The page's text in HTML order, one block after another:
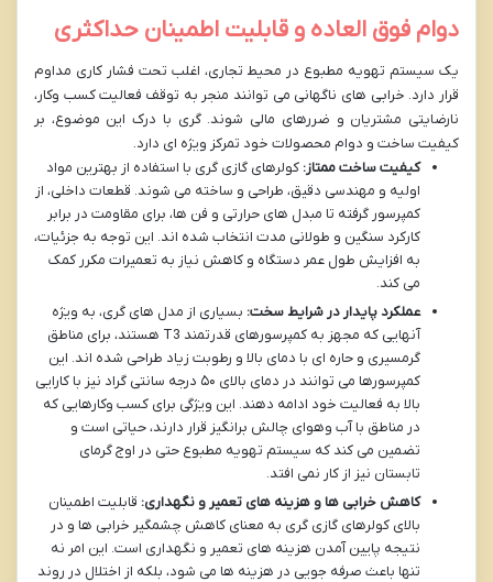
دوام فوق العاده و قابلیت اطمینان حداکثری
یک سیستم تهویه مطبوع در محیط تجاری، اغلب تحت فشار کاری مداوم
قرار دارد. خرابی های ناگهانی می توانند منجر به توقف فعالیت کسب وکار،
نارضایتی مشتریان و ضررهای مالی شوند. گری با درک این موضوع، بر
کیفیت ساخت و دوام محصولات خود تمرکز ویژه ای دارد.
کیفیت ساخت ممتاز: کولرهای گازی گری با استفاده از بهترین مواد
اولیه و مهندسی دقیق، طراحی و ساخته می شوند. قطعات داخلی، از
کمپرسور گرفته تا مبدل های حرارتی و فن ها، برای مقاومت در برابر
کارکرد سنگین و طولانی مدت انتخاب شده اند. این توجه به جزئیات،
به افزایش طول عمر دستگاه و کاهش نیاز به تعمیرات مکرر کمک
می کند.
عملکرد پایدار در شرایط سخت: بسیاری از مدل های گری، به ویژه
آنهایی که مجهز به کمپرسورهای قدرتمند T3 هستند، برای مناطق
گرمسیری و حاره ای با دمای بالا و رطوبت زیاد طراحی شده اند. این
کمپرسورها می توانند در دمای بالای ۵۰ درجه سانتی گراد نیز با کارایی
بالا به فعالیت خود ادامه دهند. این ویژگی برای کسب وکارهایی که
در مناطق با آب وهوای چالش برانگیز قرار دارند، حیاتی است و
تضمین می کند که سیستم تهویه مطبوع حتی در اوج گرمای
تابستان نیز از کار نمی افتد.
کاهش خرابی ها و هزینه های تعمیر و نگهداری: قابلیت اطمینان
بالای کولرهای گازی گری به معنای کاهش چشمگیر خرابی ها و در
نتیجه پایین آمدن هزینه های تعمیر و نگهداری است. این امر نه
تنها باعث صرفه جویی در هزینه ها می شود، بلکه از اختلال در روند